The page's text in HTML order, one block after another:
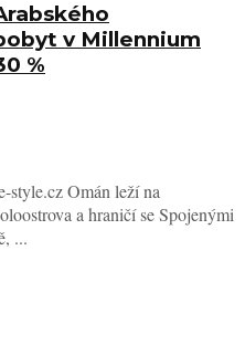
v Millennium
%
style.cz Omán leží na
a hraničí se Spojenými
...